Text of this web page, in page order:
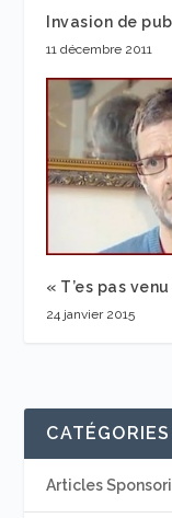
Invasion de
11 décembre 2011
« T’es pas venu
24 janvier 2015
CATÉGORIES
Articles